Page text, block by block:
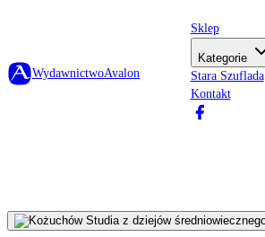
WydawnictwoAvalon
Sklep
Kategorie
Stara Szuflada
Kontakt